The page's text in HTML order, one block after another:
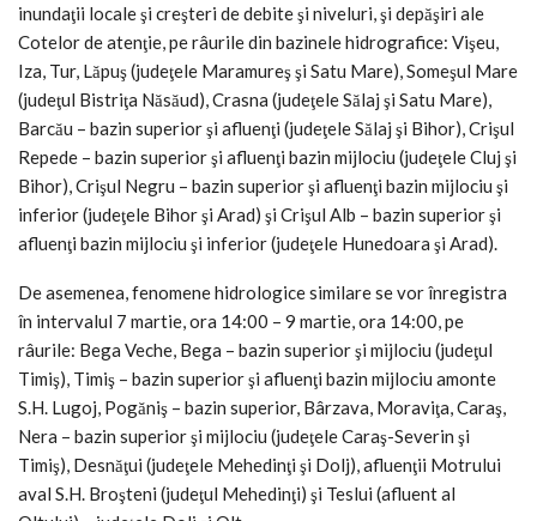
inundaţii locale şi creşteri de debite şi niveluri, şi depăşiri ale
Cotelor de atenţie, pe râurile din bazinele hidrografice: Vişeu,
Iza, Tur, Lăpuş (judeţele Maramureş şi Satu Mare), Someşul Mare
(judeţul Bistriţa Năsăud), Crasna (judeţele Sălaj şi Satu Mare),
Barcău – bazin superior şi afluenţi (judeţele Sălaj şi Bihor), Crişul
Repede – bazin superior şi afluenţi bazin mijlociu (judeţele Cluj şi
Bihor), Crişul Negru – bazin superior şi afluenţi bazin mijlociu şi
inferior (judeţele Bihor şi Arad) şi Crişul Alb – bazin superior şi
afluenţi bazin mijlociu şi inferior (judeţele Hunedoara şi Arad).
De asemenea, fenomene hidrologice similare se vor înregistra
în intervalul 7 martie, ora 14:00 – 9 martie, ora 14:00, pe
râurile: Bega Veche, Bega – bazin superior şi mijlociu (judeţul
Timiş), Timiş – bazin superior şi afluenţi bazin mijlociu amonte
S.H. Lugoj, Pogăniş – bazin superior, Bârzava, Moraviţa, Caraş,
Nera – bazin superior şi mijlociu (judeţele Caraş-Severin şi
Timiş), Desnăţui (judeţele Mehedinţi şi Dolj), afluenţii Motrului
aval S.H. Broşteni (judeţul Mehedinţi) şi Teslui (afluent al